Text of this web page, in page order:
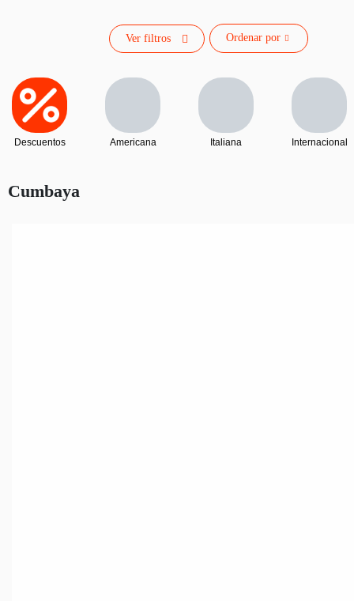
Ver filtros Ordenar por
Descuentos Americana Italiana Internacional
Cumbaya